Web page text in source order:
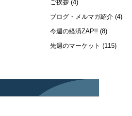
ご挨拶 (4)
ブログ・メルマガ紹介 (4)
今週の経済ZAP!! (8)
先週のマーケット (115)